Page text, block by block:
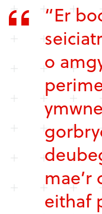
“Er
o
mae’r
eithaf